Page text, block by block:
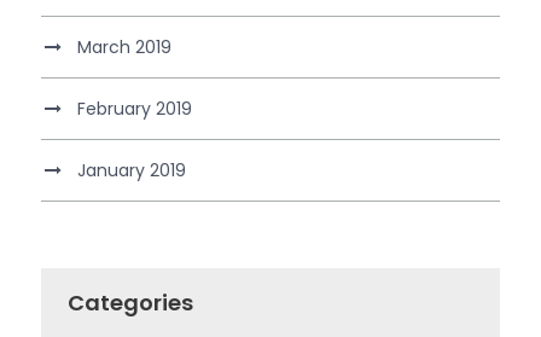
March 2019
February 2019
January 2019
Categories